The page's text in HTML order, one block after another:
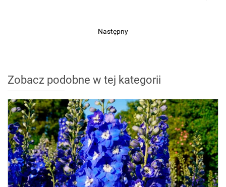
Następny
Zobacz podobne w tej kategorii